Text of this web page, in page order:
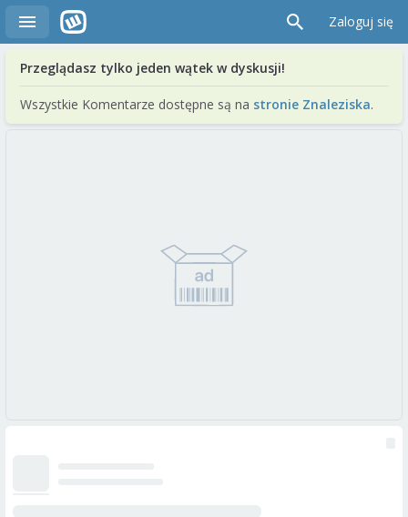
Zaloguj się
Przeglądasz tylko jeden wątek w dyskusji!
Wszystkie Komentarze dostępne są na stronie Znaleziska.